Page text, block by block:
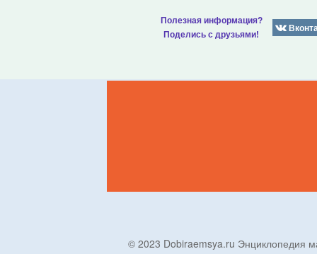
Полезная информация?
Поделись с друзьями!
© 2023 Dobiraemsya.ru